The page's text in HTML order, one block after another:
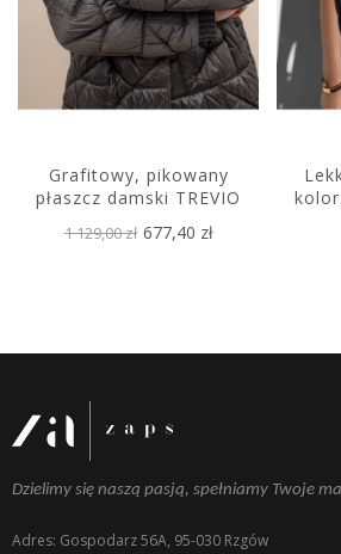
Grafitowy, pikowany
płaszcz damski TREVIO
1 129,00 zł 677,40 zł
Dzielimy się naszą pasją, spełniamy Twoje
Adres: Gospodarz 56A, 95-030 Rzgów